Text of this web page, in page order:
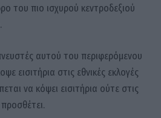
του πιο ισχυρού κεντροδεξιού
αυτού του περιφερόμενου
εισιτήρια στις εθνικές εκλογές
να κόψει εισιτήρια ούτε στις